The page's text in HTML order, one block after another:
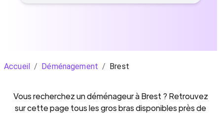
Accueil / Déménagement / Brest
Vous recherchez undéménageurà Brest ? Retrouvez
sur cette page tous les gros bras disponibles près de